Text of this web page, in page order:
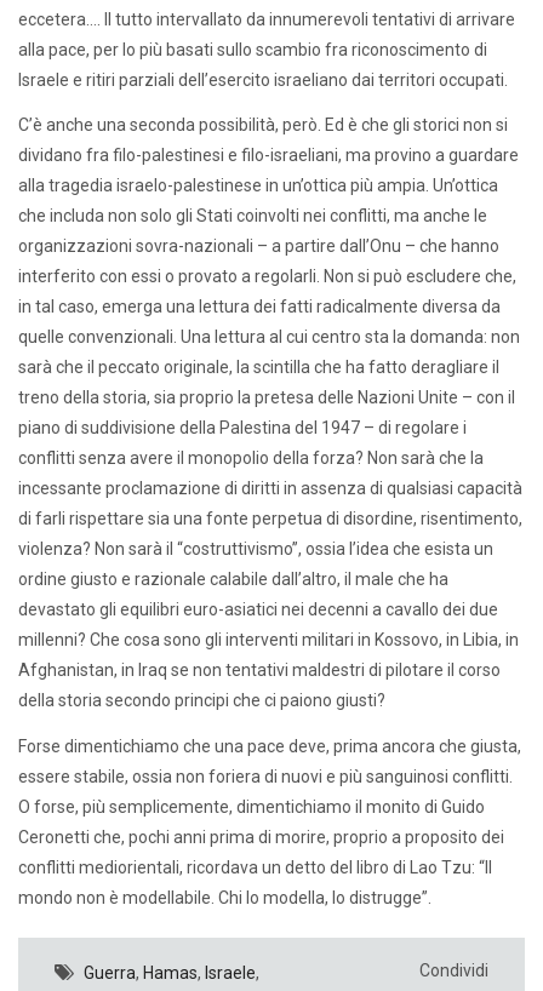
eccetera…. Il tutto intervallato da innumerevoli tentativi di arrivare
alla pace, per lo più basati sullo scambio fra riconoscimento di
Israele e ritiri parziali dell’esercito israeliano dai territori occupati.
C’è anche una seconda possibilità, però. Ed è che gli storici non si
dividano fra filo-palestinesi e filo-israeliani, ma provino a guardare
alla tragedia israelo-palestinese in un’ottica più ampia. Un’ottica
che includa non solo gli Stati coinvolti nei conflitti, ma anche le
organizzazioni sovra-nazionali – a partire dall’Onu – che hanno
interferito con essi o provato a regolarli. Non si può escludere che,
in tal caso, emerga una lettura dei fatti radicalmente diversa da
quelle convenzionali. Una lettura al cui centro sta la domanda: non
sarà che il peccato originale, la scintilla che ha fatto deragliare il
treno della storia, sia proprio la pretesa delle Nazioni Unite – con il
piano di suddivisione della Palestina del 1947 – di regolare i
conflitti senza avere il monopolio della forza? Non sarà che la
incessante proclamazione di diritti in assenza di qualsiasi capacità
di farli rispettare sia una fonte perpetua di disordine, risentimento,
violenza? Non sarà il “costruttivismo”, ossia l’idea che esista un
ordine giusto e razionale calabile dall’altro, il male che ha
devastato gli equilibri euro-asiatici nei decenni a cavallo dei due
millenni? Che cosa sono gli interventi militari in Kossovo, in Libia, in
Afghanistan, in Iraq se non tentativi maldestri di pilotare il corso
della storia secondo principi che ci paiono giusti?
Forse dimentichiamo che una pace deve, prima ancora che giusta,
essere stabile, ossia non foriera di nuovi e più sanguinosi conflitti.
O forse, più semplicemente, dimentichiamo il monito di Guido
Ceronetti che, pochi anni prima di morire, proprio a proposito dei
conflitti mediorientali, ricordava un detto del libro di Lao Tzu: “Il
mondo non è modellabile. Chi lo modella, lo distrugge”.
Guerra, Hamas, Israele,
Condividi